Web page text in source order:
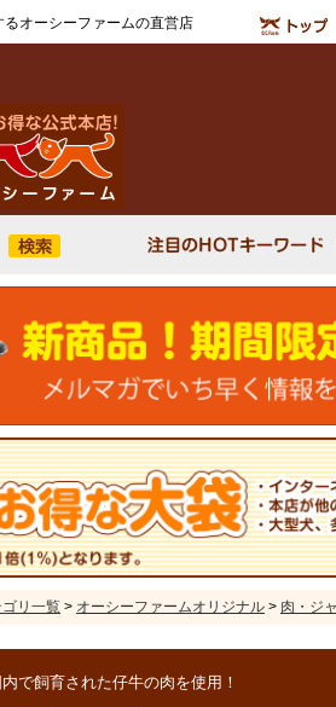
オーシーファームの直営店
リ一覧 > オーシーファームオリジナル > 肉・ジ
で飼育された仔牛の肉を使用！